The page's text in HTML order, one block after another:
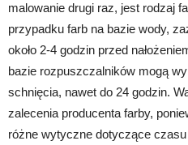
malowanie drugi raz, jest rodzaj
przypadku farb na bazie wody,
około 2-4 godzin przed
bazie rozpuszczalników mogą
schnięcia, nawet do 24 godzin.
zalecenia producenta farby,
różne wytyczne dotyczące